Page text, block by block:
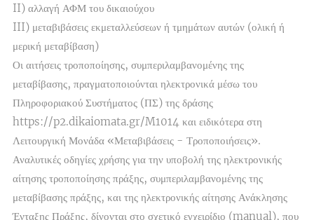
II) αλλαγή ΑΦΜ του δικαιούχου
III) μεταβιβάσεις εκμεταλλεύσεων ή τμημάτων αυτών (ολική ή
μερική μεταβίβαση)
Οι αιτήσεις τροποποίησης, συμπεριλαμβανομένης της
μεταβίβασης, πραγματοποιούνται ηλεκτρονικά μέσω του
Πληροφοριακού Συστήματος (ΠΣ) της δράσης
https://p2.dikaiomata.gr/M1014 και ειδικότερα στη
Λειτουργική Μονάδα «Μεταβιβάσεις - Τροποποιήσεις».
Αναλυτικές οδηγίες χρήσης για την υποβολή της ηλεκτρονικής
αίτησης τροποποίησης πράξης, συμπεριλαμβανομένης της
μεταβίβασης πράξης, και της ηλεκτρονικής αίτησης Ανάκλησης
Ένταξης Πράξης, δίνονται στο σχετικό εγχειρίδιο (manual), που